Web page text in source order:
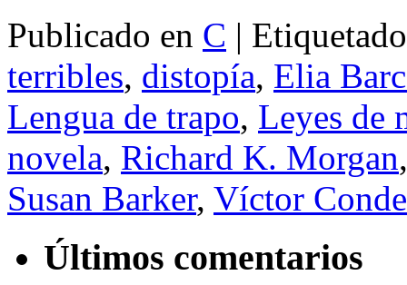
Publicado en C | Etiquetado
terribles, distopía, Elia
Lengua de trapo, Leyes de
novela, Richard K. Morgan
Susan Barker, Víctor Conde
Últimos comentarios